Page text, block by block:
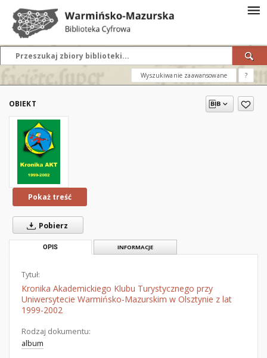
Wyszukiwanie zaawansowane ?
OBIEKT
Pokaż treść
Pobierz
OPIS INFORMACJE
Tytuł:
Kronika Akademickiego Klubu Turystycznego przy
Uniwersytecie Warmińsko-Mazurskim w Olsztynie z lat
1999-2002
Rodzaj dokumentu:
album